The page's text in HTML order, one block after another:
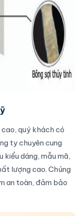
quý khách có
ty chuyên cung
kiểu dáng, mẫu mã,
lượng cao. Chúng
an toàn, đảm bảo